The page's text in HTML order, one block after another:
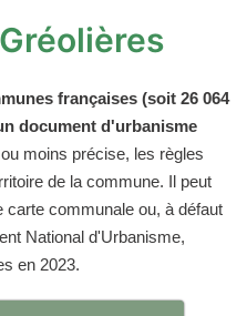
françaises (soit 26 064
document d'urbanisme
moins précise, les règles
de la commune. Il peut
communale ou, à défaut
National d'Urbanisme,
en 2023.